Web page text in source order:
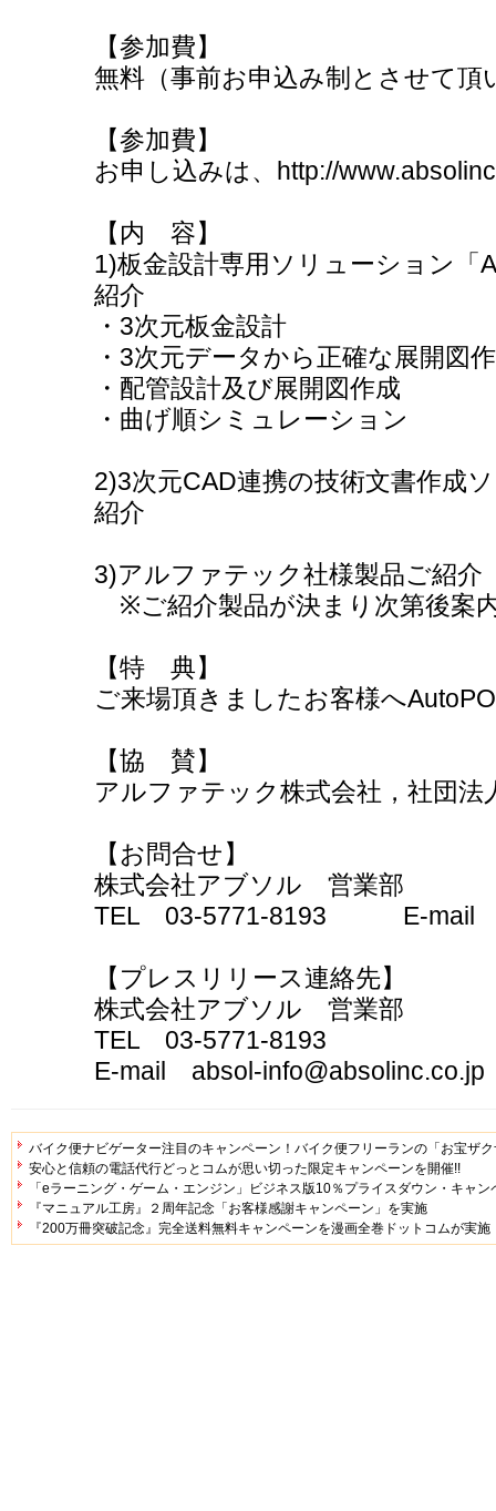
【参加費】
無料（事前お申込み制とさせて頂
【参加費】
お申し込みは、http://
【内 容】
1)板金設計専用ソリューション「
紹介
・3次元板金設計
・3次元データから正確な展開図
・配管設計及び展開図作成
・曲げ順シミュレーション
2)3次元CAD連携の技術文書作成
紹介
3)アルファテック社様製品ご紹介
※ご紹介製品が決まり次第後案
【特 典】
ご来場頂きましたお客様へ
【協 賛】
アルファテック株式会社，社団法
【お問合せ】
株式会社アブソル 営業部
TEL 03-5771-8193 E-mail
【プレスリリース連絡先】
株式会社アブソル 営業部
TEL 03-5771-8193
E-mail absol-info@absolinc.co.jp
バイク便ナビゲーター注目のキャンペーン！バイク便フリーランの「お宝ザ
安心と信頼の電話代行どっとコムが思い切った限定キャンペーンを開催!!
「eラーニング・ゲーム・エンジン」ビジネス版10％プライスダウン・キャン
『マニュアル工房』２周年記念「お客様感謝キャンペーン」を実施
『200万冊突破記念』完全送料無料キャンペーンを漫画全巻ドットコムが実施